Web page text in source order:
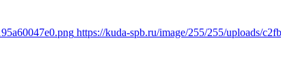
https://kuda-spb.ru/image/255/255/uploads/